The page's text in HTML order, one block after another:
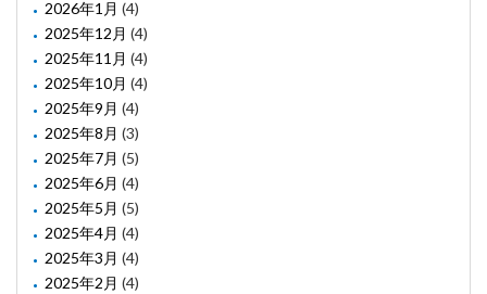
2026年1月 (4)
2025年12月 (4)
2025年11月 (4)
2025年10月 (4)
2025年9月 (4)
2025年8月 (3)
2025年7月 (5)
2025年6月 (4)
2025年5月 (5)
2025年4月 (4)
2025年3月 (4)
2025年2月 (4)